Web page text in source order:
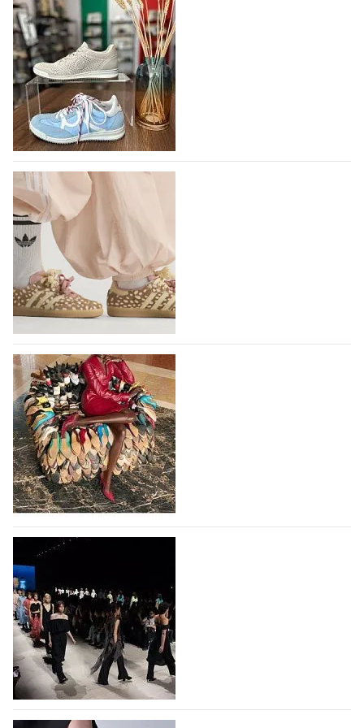
В следующем году итальянский бренд
IGI&CO отметит свое 25-летие
Компания IGI&CO была основана в 2002 году как
проект, посвященный здоровью,
высокотехнологичным продуктам, стилистическим
исследованиям и итальянскому…
10.08.2026 136
Вышли новые кроссовки Adidas Samba в
принте, имитирующем шкуру оленя
Использование анималистичных принтов в дизайне
кроссовок Adidas Samba началось с выпуска
коллаборации Adidas и Wales Bonner, в 2023 году
немецкий бренд выпустил кроссовки Samba в
леопардовом принте, и они имели…
10.08.2026 560
Итальянская Ferragamo вернулась к
прибыльности в первом полугодии 2026
года
Итальянская группа Ferragamo вернулась к
прибыльности в первом полугодии 2026 года
благодаря улучшению операционных показателей и
росту чистой выручки от прямых продаж
потребителям. Чистая прибыль группы за первое